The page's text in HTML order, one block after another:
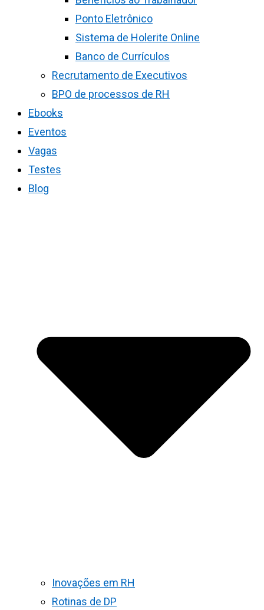
Ponto Eletrônico
Sistema de Holerite Online
Banco de Currículos
Recrutamento de Executivos
BPO de processos de RH
Ebooks
Eventos
Vagas
Testes
Blog
Inovações em RH
Rotinas de DP